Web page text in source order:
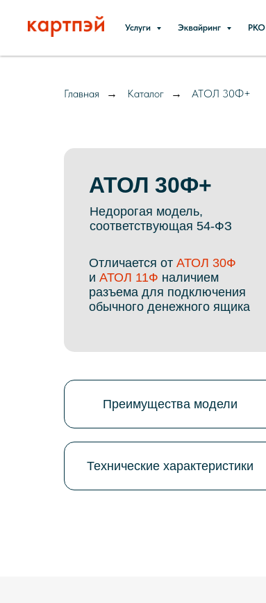
Услуги Эквайринг РКО
Главная → Каталог → АТОЛ 30Ф+
Технические характеристики
Преимущества модели
АТОЛ 30Ф+
Недорогая модель,
соответствующая 54-ФЗ
Отличается от АТОЛ 30Ф
и АТОЛ 11Ф наличием
разъема для подключения
обычного денежного ящика